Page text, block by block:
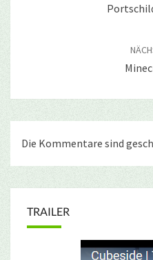
Die Kommentare sind
TRAILER